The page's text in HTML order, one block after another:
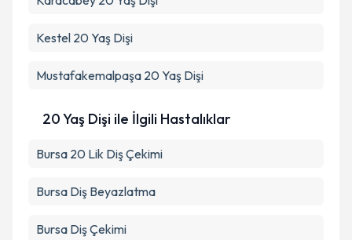
Kestel 20 Yaş Dişi
Mustafakemalpaşa 20 Yaş Dişi
20 Yaş Dişi ile İlgili Hastalıklar
Bursa 20 Lik Diş Çekimi
Bursa Diş Beyazlatma
Bursa Diş Çekimi